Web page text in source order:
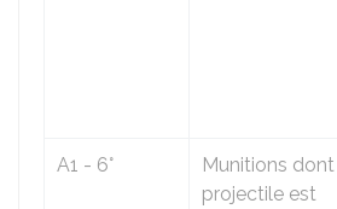
A1 - 6°
Munitions
projectile est